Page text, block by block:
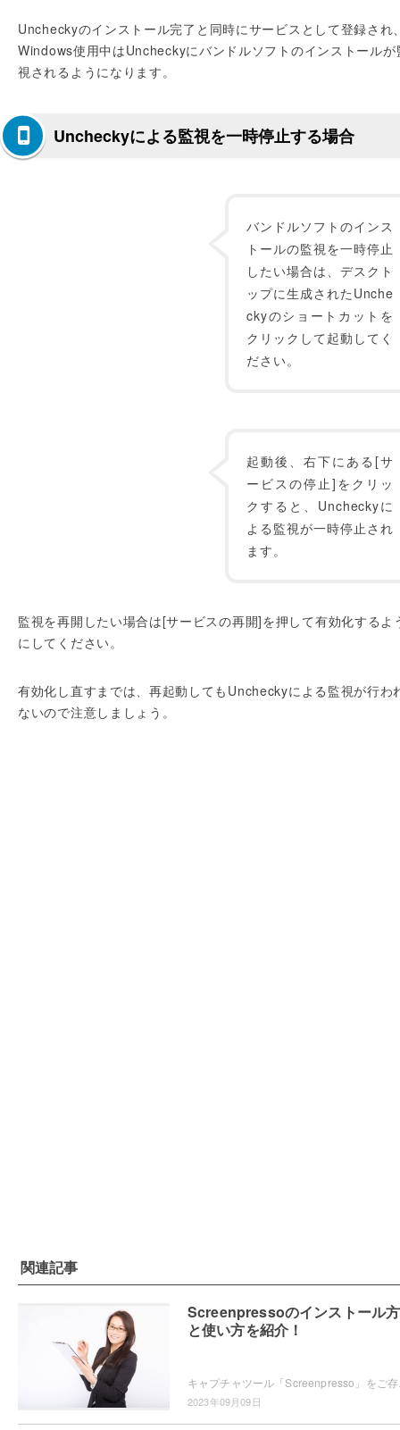
Uncheckyのインストール完了と同時にサービスとして登録され
Windows使用中はUncheckyにバンドルソフトのインストールが
視されるようになります。
Uncheckyによる監視を一時停止する場合
バンドルソフトのインス
トールの監視を一時停止
したい場合は、デスクト
ップに生成されたUnche
ckyのショートカットを
クリックして起動してく
ださい。
起動後、右下にある[サ
ービスの停止]をクリッ
クすると、Uncheckyに
よる監視が一時停止され
ます。
監視を再開したい場合は[サービスの再開]を押して有効化するよ
にしてください。
有効化し直すまでは、再起動してもUncheckyによる監視が行わ
ないので注意しましょう。
関連記事
Screenpressoのインストール
と使い方を紹介！
2023年09月09日